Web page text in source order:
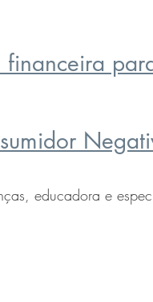
educadora e